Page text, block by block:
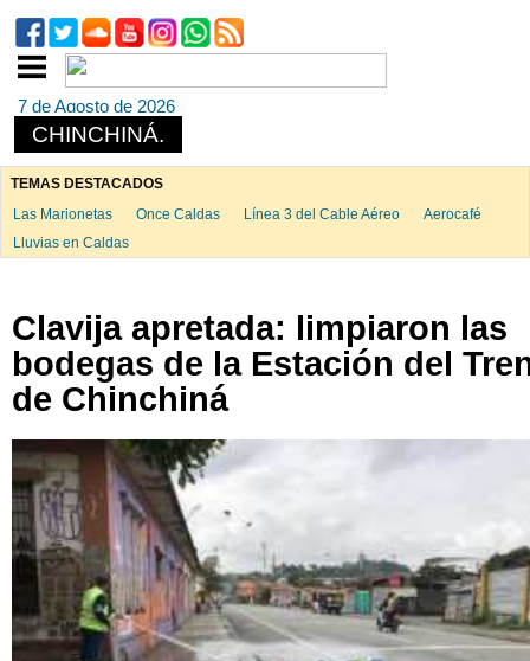
7 de Agosto de 2026
CHINCHINÁ.
TEMAS DESTACADOS
Las Marionetas
Once Caldas Línea 3 del Cable Aéreo
Aerocafé
Lluvias en Caldas
Clavija apretada: limpiaron las
bodegas de la Estación del
de Chinchiná